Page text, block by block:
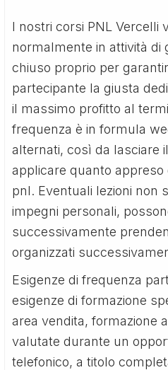
I nostri corsi PNL Vercelli
normalmente in attività di
chiuso proprio per
partecipante la giusta
il massimo profitto al
frequenza è in formula
alternati, così da lasciare
applicare quanto appreso
pnl. Eventuali lezioni non
impegni personali,
successivamente
organizzati
Esigenze di frequenza
esigenze di formazione
area vendita, formazione
valutate durante un
telefonico, a titolo